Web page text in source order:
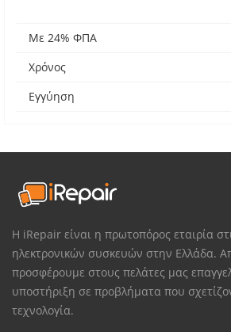
Με 24% ΦΠΑ
Χρόνος
Εγγύηση
Η iRepair είναι η πρωτοπόρος εταιρία
ηλεκτρονικών συσκευών στην Ελλάδα.
προσφέρουμε στους πελάτες μας
υποστήριξη σε προβλήματα που
τεχνολογία.